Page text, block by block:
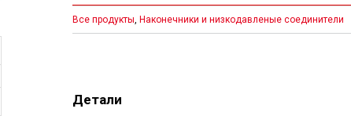
Все продукты, Наконечники и низкодавленые соединители
Детали